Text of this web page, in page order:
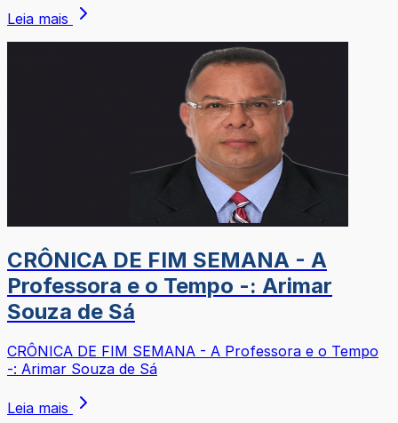
Leia mais
CRÔNICA DE FIM SEMANA - A
Professora e o Tempo -: Arimar
Souza de Sá
CRÔNICA DE FIM SEMANA - A Professora e o Tempo
-: Arimar Souza de Sá
Leia mais